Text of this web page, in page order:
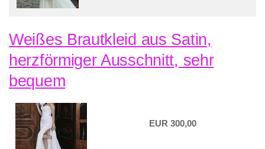
Weißes Brautkleid aus Satin,
herzförmiger Ausschnitt, sehr
bequem
EUR 300,00